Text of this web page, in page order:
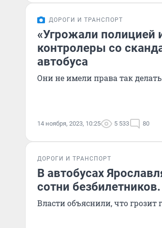
ДОРОГИ И ТРАНСПОРТ
«Угрожали полицией
контролеры со
автобуса
Они не имели права так делать
14 ноября, 2023, 10:25 5 533 80
ДОРОГИ И ТРАНСПОРТ
В автобусах
сотни
Власти объяснили, что грозит